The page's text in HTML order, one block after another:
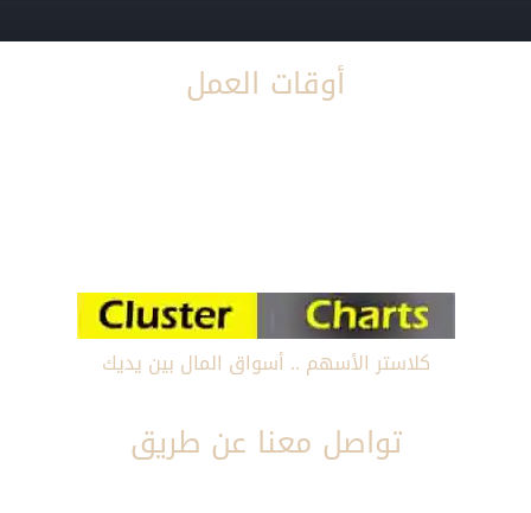
أوقات العمل
كلاستر الأسهم .. أسواق المال بين يديك
تواصل معنا عن طريق